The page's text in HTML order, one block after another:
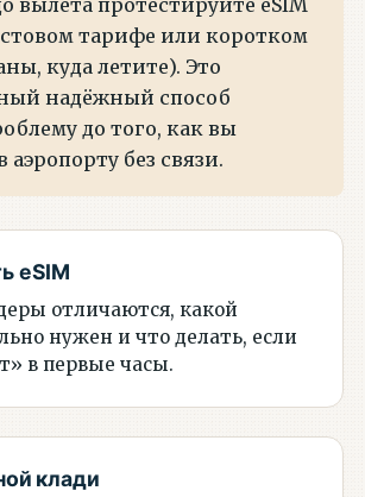
вылета протестируйте eSIM
тарифе или коротком
куда летите). Это
надёжный способ
до того, как вы
аэропорту без связи.
eSIM
отличаются, какой
нужен и что делать, если
в первые часы.
клади